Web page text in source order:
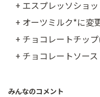
+ エスプレッソショ
+ オーツミルク*に変
+ チョコレートチッ
+ チョコレートソース
みんなのコメント